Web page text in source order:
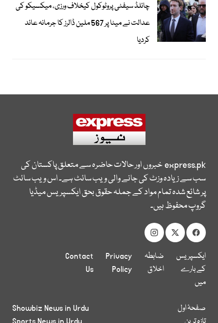
چائلڈ سیفٹی پروٹوکول کیخلاف ورزی، میکسیکو کی
عدالت نے میٹا پر 567 ملین ڈالرز کا جرمانہ عائد
کردیا
express.pkخبروں اور حالات حاضرہ سے متعلق پاکستان کی
سب سے زیادہ وزٹ کی جانے والی ویب سائٹ ہے۔ اس ویب سائٹ
پر شائع شدہ تمام مواد کے جملہ حقوق بحق ایکسپریس میڈیا
گروپ محفوظ ہیں۔
ایکسپریس
کے بارے
میں
ضابطہ
اخلاق
Privacy
Policy
Contact
Us
صفحۂ اول
Showbiz News in Urdu